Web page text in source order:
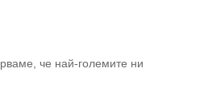
че най-големите ни